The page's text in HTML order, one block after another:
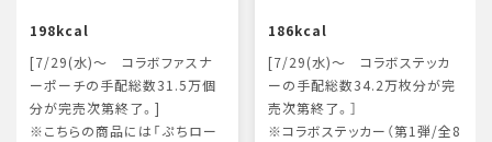
198kcal
[7/29(水)～ コラボファスナ
ーポーチの手配総数31.5万個
分が完売次第終了。]
※こちらの商品には「ぷちロー
186kcal
[7/29(水)～ コラボステッカ
ーの手配総数34.2万枚分が完
売次第終了。］
※コラボステッカー（第1弾/全8